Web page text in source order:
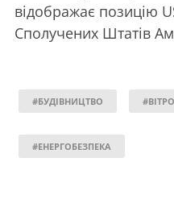
відображає позицію
Сполучених Штатів
#БУДІВНИЦТВО
#ЕНЕРГОБЕЗПЕКА